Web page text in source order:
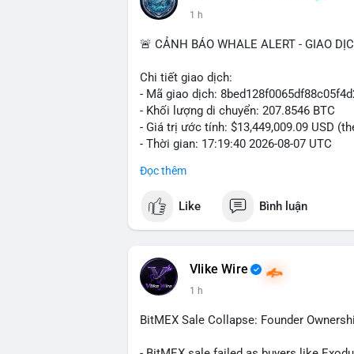
1 h
🚨 CẢNH BÁO WHALE ALERT - GIAO
Chi tiết giao dịch:
- Mã giao dịch:
- Khối lượng di chuyển: 207.8546 BTC
- Giá trị ước tính: $13,449,009.09 USD
- Thời gian: 17:19:40 2026-08-07 UTC
Nhận định phân tích:
lớn đang vận hành dòng vốn. Khối
sàn giao dịch phi tập trung, gợi ý khả
đặc biệt khi BTC đang dao động quanh
trọng, có thể gây áp lực ngắn hạn nếu
tin nếu dòng tiền đi vào kho lưu trữ lạnh.
Lời khuyên cho nhà đầu tư nhỏ lẻ:
Đọc thêm
Like Bình luận
Vlike Wire
1 h
BitMEX Sale Collapse: Founder